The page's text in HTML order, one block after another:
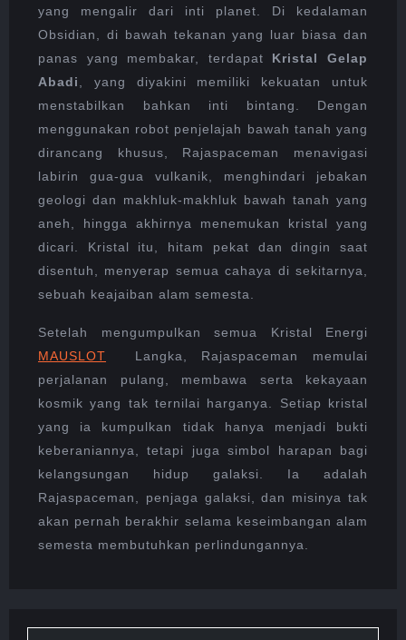
yang mengalir dari inti planet. Di kedalaman
Obsidian, di bawah tekanan yang luar biasa dan
panas yang membakar, terdapat Kristal Gelap
Abadi, yang diyakini memiliki kekuatan untuk
menstabilkan bahkan inti bintang. Dengan
menggunakan robot penjelajah bawah tanah yang
dirancang khusus, Rajaspaceman menavigasi
labirin gua-gua vulkanik, menghindari jebakan
geologi dan makhluk-makhluk bawah tanah yang
aneh, hingga akhirnya menemukan kristal yang
dicari. Kristal itu, hitam pekat dan dingin saat
disentuh, menyerap semua cahaya di sekitarnya,
sebuah keajaiban alam semesta.
Setelah mengumpulkan semua Kristal Energi
MAUSLOT Langka, Rajaspaceman memulai
perjalanan pulang, membawa serta kekayaan
kosmik yang tak ternilai harganya. Setiap kristal
yang ia kumpulkan tidak hanya menjadi bukti
keberaniannya, tetapi juga simbol harapan bagi
kelangsungan hidup galaksi. Ia adalah
Rajaspaceman, penjaga galaksi, dan misinya tak
akan pernah berakhir selama keseimbangan alam
semesta membutuhkan perlindungannya.